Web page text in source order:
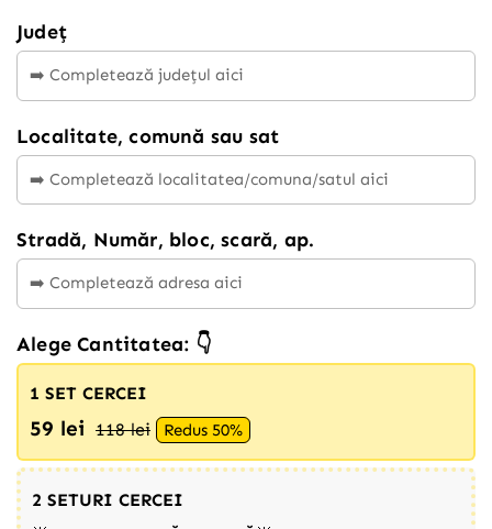
Județ
Localitate, comună sau sat
Stradă, Număr, bloc, scară, ap.
Alege Cantitatea: 👇
1 SET CERCEI
59 lei 118 lei Redus 50%
2 SETURI CERCEI